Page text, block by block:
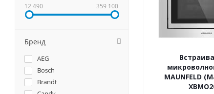
MAUNFELD
12 490 359 100
Бренд
AEG
Bosch
Brandt